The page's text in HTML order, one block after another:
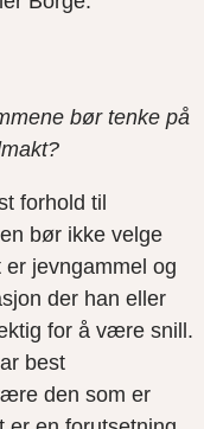
bør tenke på
forhold til
bør ikke velge
jevngammel og
der han eller
for å være snill.
best
den som er